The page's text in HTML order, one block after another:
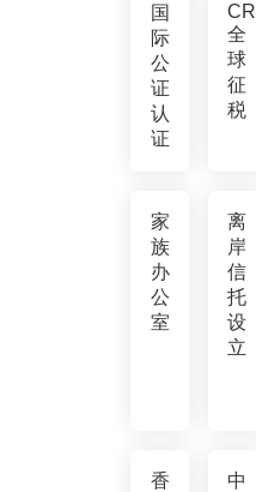
国
际
公
证
认
证
全
球
征
税
家
族
办
公
室
离
岸
信
托
设
立
香
中